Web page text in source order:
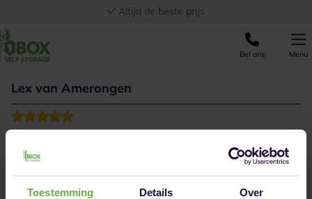
Toestemming Details Over
Altijd de beste prijs
Bel ons Menu
Lex van Amerongen
Beheerder altijd meedenkend en zeer oplossingsgericht